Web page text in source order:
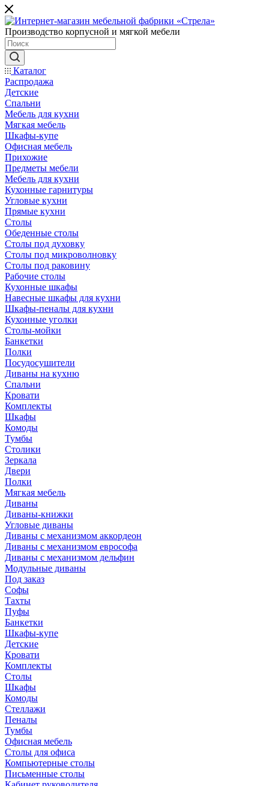
Производство корпусной и мягкой мебели
Каталог
Распродажа
Детские
Спальни
Мебель для кухни
Мягкая мебель
Шкафы-купе
Офисная мебель
Прихожие
Предметы мебели
Мебель для кухни
Кухонные гарнитуры
Угловые кухни
Прямые кухни
Столы
Обеденные столы
Столы под духовку
Столы под микроволновку
Столы под раковину
Рабочие столы
Кухонные шкафы
Навесные шкафы для кухни
Шкафы-пеналы для кухни
Кухонные уголки
Столы-мойки
Банкетки
Полки
Посудосушители
Диваны на кухню
Спальни
Кровати
Комплекты
Шкафы
Комоды
Тумбы
Столики
Зеркала
Двери
Полки
Мягкая мебель
Диваны
Диваны-книжки
Угловые диваны
Диваны с механизмом аккордеон
Диваны с механизмом еврософа
Диваны с механизмом дельфин
Модульные диваны
Под заказ
Софы
Тахты
Пуфы
Банкетки
Шкафы-купе
Детские
Кровати
Комплекты
Столы
Шкафы
Комоды
Стеллажи
Пеналы
Тумбы
Офисная мебель
Столы для офиса
Компьютерные столы
Письменные столы